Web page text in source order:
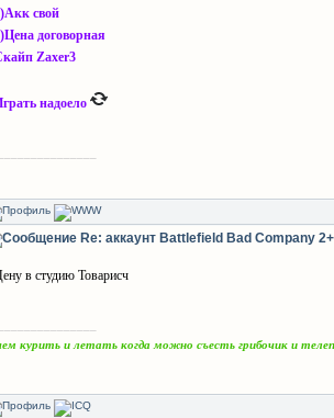
свой
договорная
Zaxer3
надоело
Re: аккаунт Battlefield Bad Company
в студию Товарисч
курить и летать когда можно съесть грибочик и